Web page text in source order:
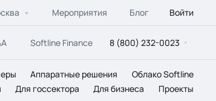
Мероприятия Блог Войти
Softline Finance 8 (800) 232-0023
Аппаратные решения
Облако Softline
Для госсектора Для бизнеса Проекты